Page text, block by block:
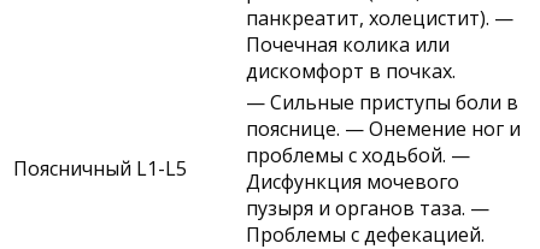
панкреатит, холецистит). —
Почечная колика или
дискомфорт в почках.
Поясничный L1-L5
— Сильные приступы боли в
пояснице. — Онемение ног и
проблемы с ходьбой. —
Дисфункция мочевого
пузыря и органов таза. —
Проблемы с дефекацией.